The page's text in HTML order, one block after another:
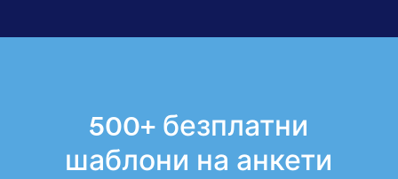
500+ безплатни
шаблони на анкети